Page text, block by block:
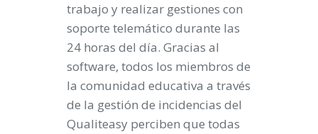
trabajo y realizar gestiones con
soporte telemático durante las
24 horas del día. Gracias al
software, todos los miembros de
la comunidad educativa a través
de la gestión de incidencias del
Qualiteasy perciben que todas